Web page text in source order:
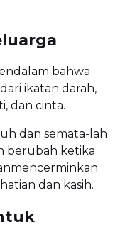
bahwa
ikatan darah,
dan cinta.
dan semata-lah
berubah ketika
dan kasih.